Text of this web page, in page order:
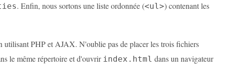
. Enfin, nous sortons une liste ordonnée (<ul>) contenant les
utilisant PHP et AJAX. N'oublie pas de placer les trois fichiers
le même répertoire et d'ouvrir index.html dans un navigateur